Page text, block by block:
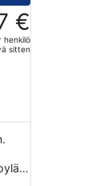
€
henkilö
sitten